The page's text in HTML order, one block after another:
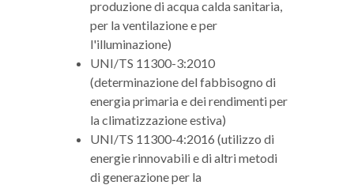
produzione di acqua calda sanitaria,
per la ventilazione e per
l'illuminazione)
UNI/TS 11300-3:2010
(determinazione del fabbisogno di
energia primaria e dei rendimenti per
la climatizzazione estiva)
UNI/TS 11300-4:2016 (utilizzo di
energie rinnovabili e di altri metodi
di generazione per la